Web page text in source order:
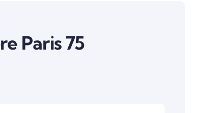
Paris 75